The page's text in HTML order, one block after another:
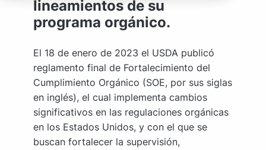
lineamientos de su
programa orgánico.
El 18 de enero de 2023 el USDA publicó
reglamento final de Fortalecimiento del
Cumplimiento Orgánico (SOE, por sus siglas
en inglés), el cual implementa cambios
significativos en las regulaciones orgánicas
en los Estados Unidos, y con el que se
buscan fortalecer la supervisión,